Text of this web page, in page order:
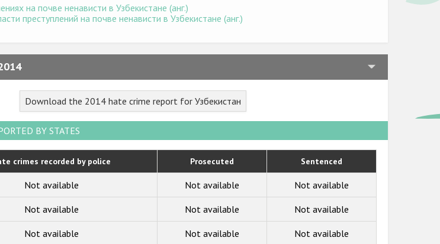
на почве ненависти в Узбекистане (анг.)
преступлений на почве ненависти в Узбекистане (анг.)
2024
2021
2020
2019
Download the 2014 hate crime report for Узбекистан
BY STATES
crimes recorded by police Prosecuted Sentenced
Not available Not available Not available
Not available Not available Not available
Not available Not available Not available